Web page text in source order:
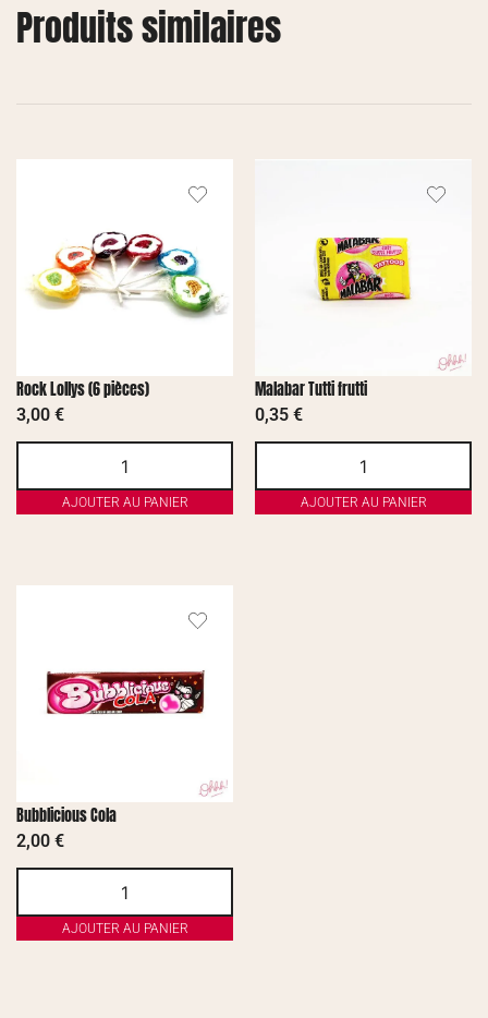
Produits similaires
Rock Lollys (6 pièces)
3,00 €
AJOUTER AU PANIER
Malabar Tutti frutti
0,35 €
AJOUTER AU PANIER
Bubblicious Cola
2,00 €
AJOUTER AU PANIER